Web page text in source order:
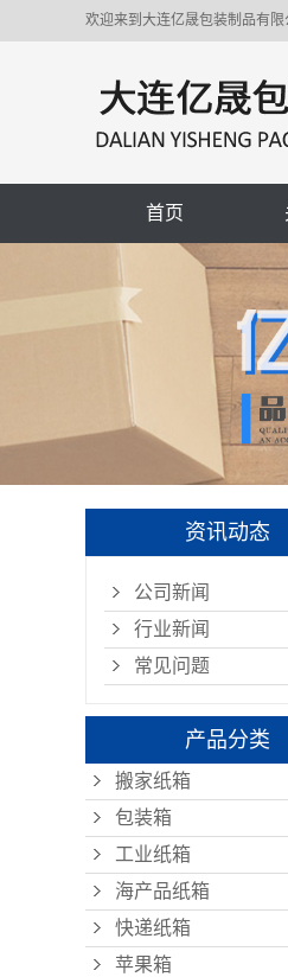
欢迎来到大连亿晟包装制品有限
首页
资讯动态
公司新闻
行业新闻
常见问题
产品分类
搬家纸箱
包装箱
工业纸箱
海产品纸箱
快递纸箱
苹果箱